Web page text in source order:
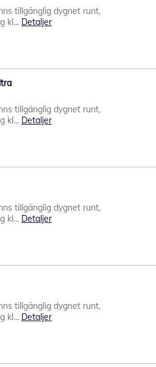
tillgänglig dygnet runt,
kl... Detaljer
tillgänglig dygnet runt,
kl... Detaljer
tillgänglig dygnet runt,
kl... Detaljer
tillgänglig dygnet runt,
kl... Detaljer